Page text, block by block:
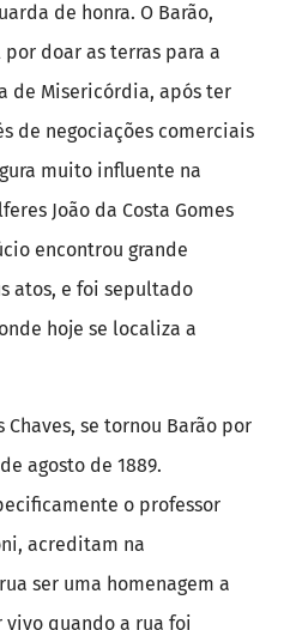
de honra. O Barão,
doar as terras para a
de Misericórdia, após ter
de negociações comerciais
muito influente na
João da Costa Gomes
encontrou grande
atos, e foi sepultado
hoje se localiza a
Chaves, se tornou Barão por
agosto de 1889.
o professor
acreditam na
ser uma homenagem a
vivo quando a rua foi